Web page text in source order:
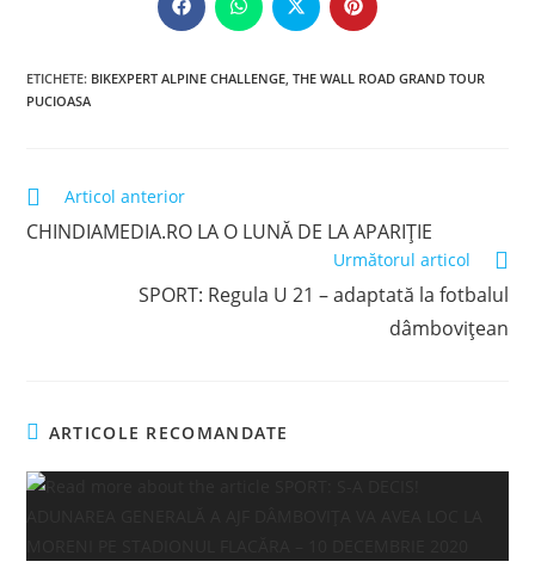
CONTENT
Opens
in
window
Opens
in
window
Opens
in
window
Opens
in
window
ETICHETE: BIKEXPERT ALPINE CHALLENGE, THE WALL ROAD GRAND TOUR
PUCIOASA
Read
articles
Articol anterior
CHINDIAMEDIA.RO LA O LUNĂ DE LA APARIȚIE
Următorul articol
SPORT: Regula U 21 – adaptată la fotbalul
dâmbovițean
ARTICOLE RECOMANDATE